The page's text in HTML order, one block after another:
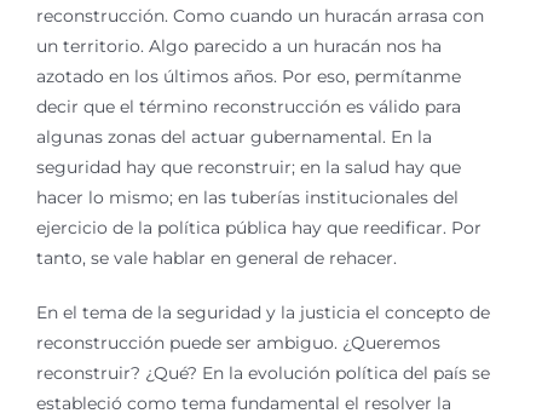
reconstrucción. Como cuando un huracán arrasa con
un territorio. Algo parecido a un huracán nos ha
azotado en los últimos años. Por eso, permítanme
decir que el término reconstrucción es válido para
algunas zonas del actuar gubernamental. En la
seguridad hay que reconstruir; en la salud hay que
hacer lo mismo; en las tuberías institucionales del
ejercicio de la política pública hay que reedificar. Por
tanto, se vale hablar en general de rehacer.
En el tema de la seguridad y la justicia el concepto de
reconstrucción puede ser ambiguo. ¿Queremos
reconstruir? ¿Qué? En la evolución política del país se
estableció como tema fundamental el resolver la